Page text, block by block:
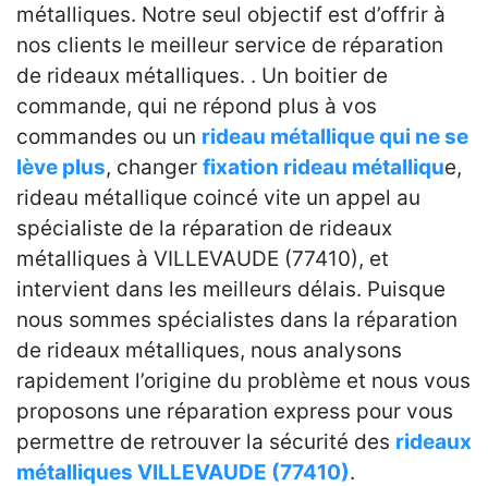
métalliques. Notre seul objectif est d’offrir à
nos clients le meilleur service de réparation
de rideaux métalliques. . Un boitier de
commande, qui ne répond plus à vos
commandes ou un rideau métallique qui ne se
lève plus, changer fixation rideau métallique,
rideau métallique coincé vite un appel au
spécialiste de la réparation de rideaux
métalliques à VILLEVAUDE (77410), et
intervient dans les meilleurs délais. Puisque
nous sommes spécialistes dans la réparation
de rideaux métalliques, nous analysons
rapidement l’origine du problème et nous vous
proposons une réparation express pour vous
permettre de retrouver la sécurité des rideaux
métalliques VILLEVAUDE (77410).